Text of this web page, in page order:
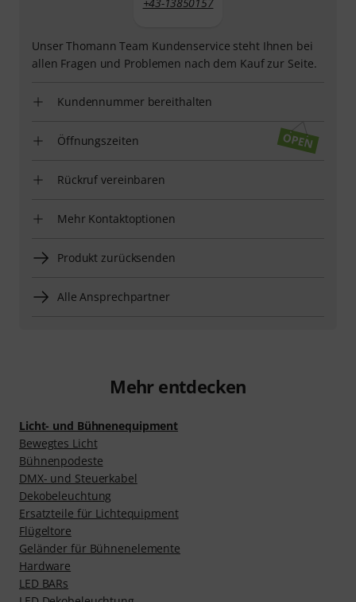
Unser Thomann Team Kundenservice steht Ihnen bei
allen Fragen und Problemen nach dem Kauf zur Seite.
Kundennummer bereithalten
Öffnungszeiten
Rückruf vereinbaren
Mehr Kontaktoptionen
Produkt zurücksenden
Alle Ansprechpartner
Mehr entdecken
Licht- und Bühnenequipment
Bewegtes Licht
Bühnenpodeste
DMX- und Steuerkabel
Dekobeleuchtung
Ersatzteile für Lichtequipment
Flügeltore
Geländer für Bühnenelemente
Hardware
LED BARs